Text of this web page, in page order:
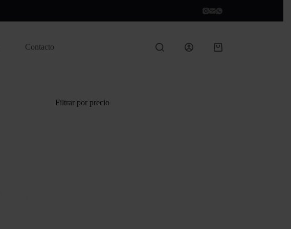
Contacto
Carro
Filtrar por precio